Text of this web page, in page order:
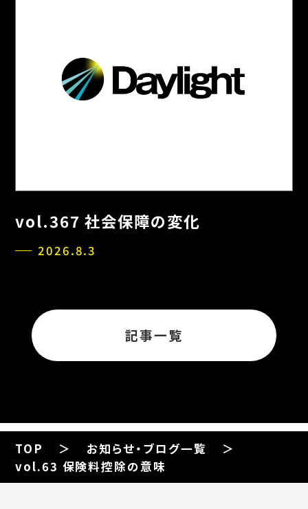
vol.367 社会保障の変化
2026.8.3
記事一覧
TOP
お知らせ・ブログ一覧
vol.63 保険料控除の意味